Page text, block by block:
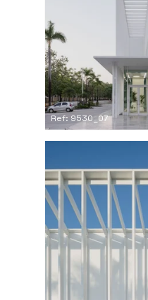
Ref: 9530_07